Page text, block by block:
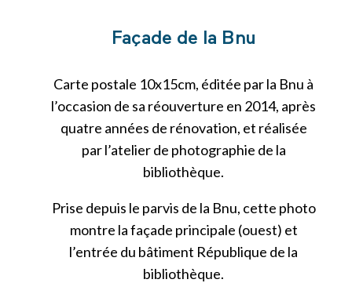
Façade de la Bnu
Carte postale 10x15cm, éditée par la Bnu à
l’occasion de sa réouverture en 2014, après
quatre années de rénovation, et réalisée
par l’atelier de photographie de la
bibliothèque.
Prise depuis le parvis de la Bnu, cette photo
montre la façade principale (ouest) et
l’entrée du bâtiment République de la
bibliothèque.